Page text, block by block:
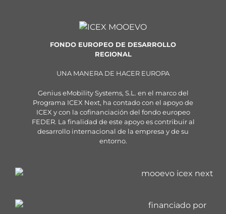
FONDO EUROPEO DE DESARROLLO
REGIONAL
UNA MANERA DE HACER EUROPA
Genius eMobility Systems, S.L. en el marco del
Programa ICEX Next, ha contado con el apoyo de
ICEX y con la cofinanciación del fondo europeo
FEDER. La finalidad de este apoyo es contribuir al
desarrollo internacional de la empresa y de su
entorno.